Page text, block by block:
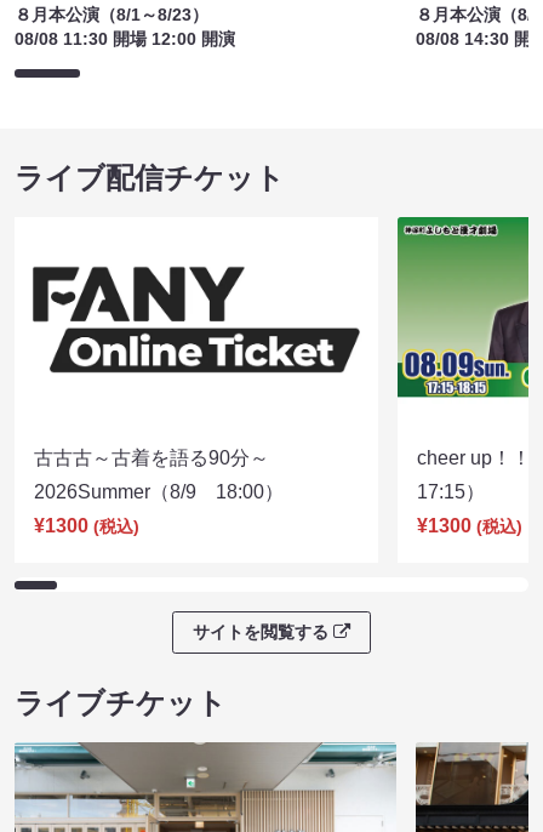
８月本公演（8/1～8/23）
08/08 11:30 開場 12:00 開演
８月本公演（8/
08/08 14:30 開
ライブ配信チケット
古古古～古着を語る90分～
2026Summer（8/9 18:00）
¥1300 (税込)
cheer up！
17:15）
¥1300 (税込)
サイトを閲覧する
ライブチケット